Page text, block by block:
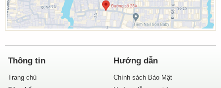
Thông tin
Trang chủ
Hướng dẫn
Chính sách Bảo Mật